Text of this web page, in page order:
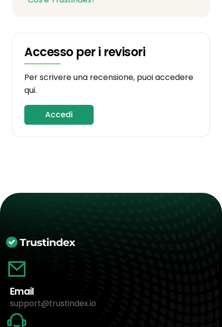
Accesso per i revisori
Per scrivere una recensione, puoi accedere
qui.
Accedi
Email
support@trustindex.io